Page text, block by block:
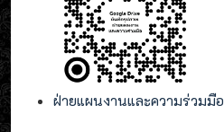
ฝ่ายแผนงานและความร่วมมือ